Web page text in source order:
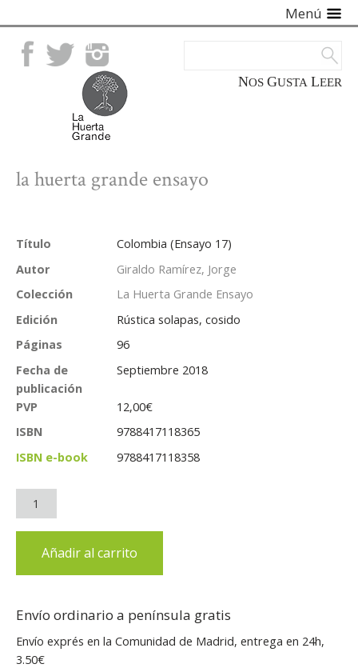
Facebook TwitterInstagram
NOS GUSTA LEER
Menú
la huerta grande ensayo
Título
Colombia (Ensayo 17)
Autor
Giraldo Ramírez, Jorge
Colección
La Huerta Grande Ensayo
Edición
Rústica solapas, cosido
Páginas
96
Fecha de
publicación
Septiembre 2018
PVP 12,00€
ISBN
9788417118365
ISBN e-book
9788417118358
Añadir al carrito
Envío ordinario a península gratis
Envío exprés en la Comunidad de Madrid, entrega en 24h,
3.50€